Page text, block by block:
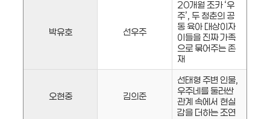
박유호 선우주
20개월 조카 ‘우
주’, 두 청춘의 공
동 육아 대상이자
이들을 진짜 가족
으로 묶어주는 존
재
오현중 김의준
선태형 주변 인물,
우주네를 둘러싼
관계 속에서 현실
감을 더하는 조연